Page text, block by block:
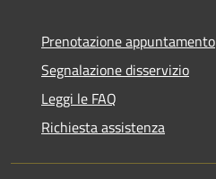
Prenotazione appuntamento
Segnalazione disservizio
Leggi le FAQ
Richiesta assistenza